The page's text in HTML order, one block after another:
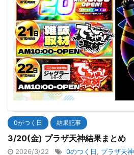
0がつく日 結果記事
3/20(金) プラザ天神結果まとめ
2026/3/22 0のつく日 プラザ天神